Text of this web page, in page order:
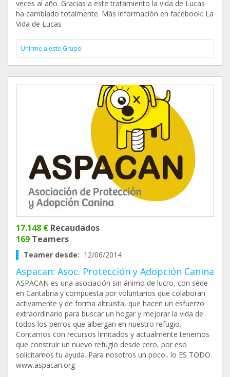
veces al año. Gracias a este tratamiento la vida de Lucas
ha cambiado totalmente. Más información en facebook: La
Vida de Lucas
Unirme a este Grupo
17.148 € Recaudados
169 Teamers
Teamer desde: 12/06/2014
Aspacan: Asoc. Protección y Adopción Canina
ASPACAN es una asociación sin ánimo de lucro, con sede
en Cantabria y compuesta por voluntarios que colaboran
activamente y de forma altruista, que hacen un esfuerzo
extraordinario para buscar un hogar y mejorar la vida de
todos los perros que albergan en nuestro refugio.
Contamos con recursos limitados y actualmente tenemos
que construir un nuevo refugio desde cero, por eso
solicitamos tu ayuda. Para nosotros un poco.. lo ES TODO
www.aspacan.org